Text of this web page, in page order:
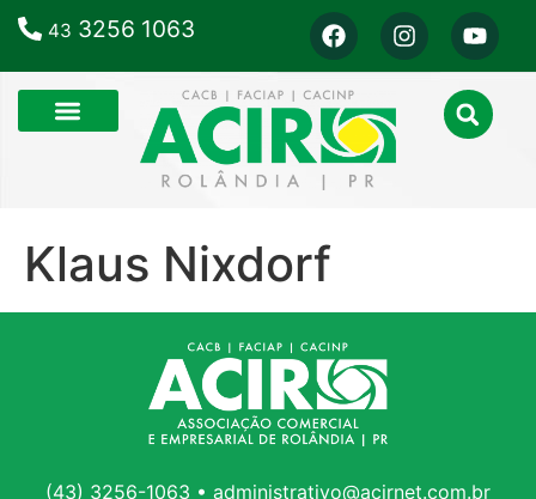
43 3256 1063
Klaus Nixdorf
(43) 3256-1063 • administrativo@acirnet.com.br